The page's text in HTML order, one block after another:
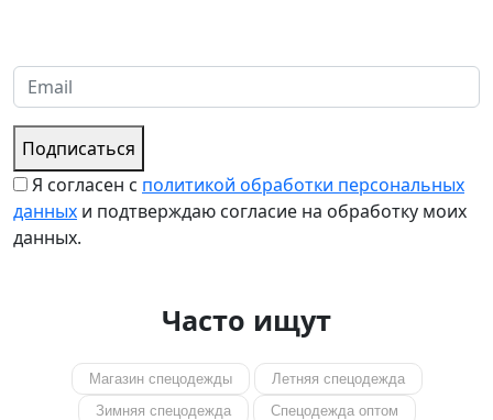
Подписаться
Я согласен с политикой обработки персональных
данных и подтверждаю согласие на обработку моих
данных.
Часто ищут
Магазин спецодежды
Летняя спецодежда
Зимняя спецодежда
Спецодежда оптом